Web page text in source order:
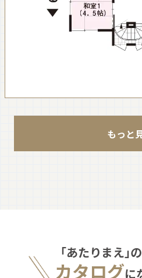
もっと
｢あたりまえ｣
カタログに